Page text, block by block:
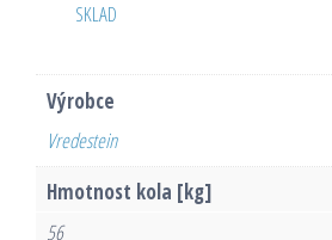
SKLAD
Výrobce
Vredestein
Hmotnost kola [kg]
56